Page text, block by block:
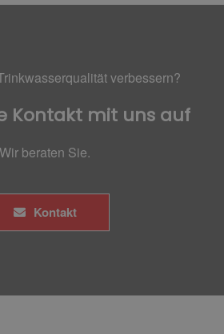
verbessern?
Kontakt mit uns auf
Wir beraten Sie.
Kontakt